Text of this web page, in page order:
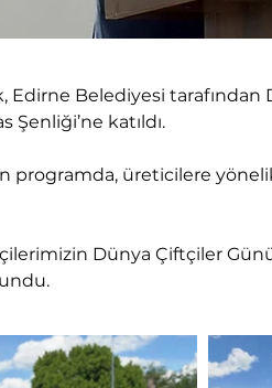
Edirne Belediyesi
Şenliği’ne katıldı.
programda, üreticilere
Dünya Çiftçiler